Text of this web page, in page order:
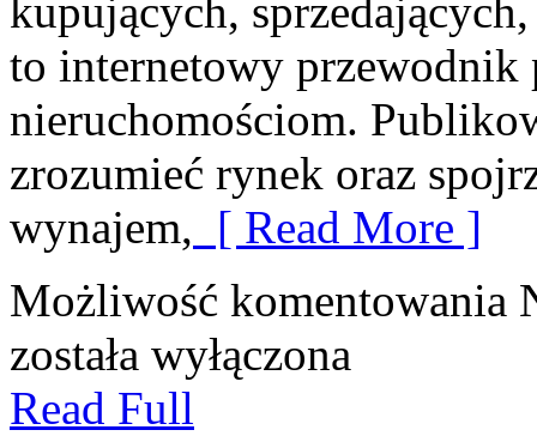
kupujących,
to internetowy przewodnik
nieruchomościom.
zrozumieć rynek oraz
wynajem, [ Read More ]
Możliwość komentowania
została wyłączona
Read Full